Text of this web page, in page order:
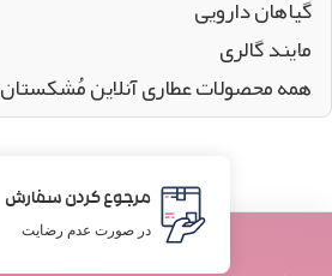
گیاهان دارویی
مایند گالری
همه محصولات عطاری آنلاین مُشکستان
مرجوع کردن سفارش
در صورت عدم رضایت